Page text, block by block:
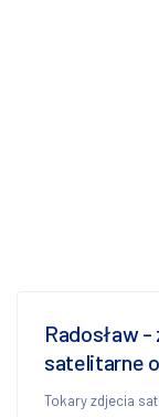
Radosław
satelitarne
Tokary zdjecia